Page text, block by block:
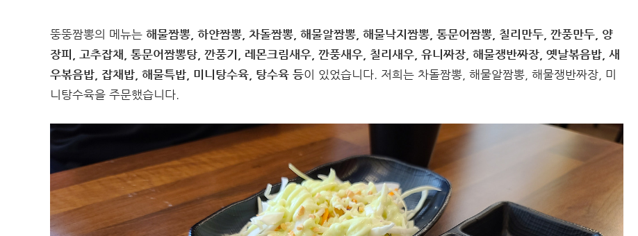
뚱뚱짬뽕의 메뉴는 해물짬뽕, 하얀짬뽕, 차돌짬뽕, 해물알짬뽕, 해물낙지짬뽕, 통문어짬뽕, 칠리만두, 깐풍만두, 양
장피, 고추잡채, 통문어짬뽕탕, 깐풍기, 레몬크림새우, 깐풍새우, 칠리새우, 유니짜장, 해물쟁반짜장, 옛날볶음밥, 새
우볶음밥, 잡채밥, 해물특밥, 미니탕수육, 탕수육 등이 있었습니다. 저희는 차돌짬뽕, 해물알짬뽕, 해물쟁반짜장, 미
니탕수육을 주문했습니다.